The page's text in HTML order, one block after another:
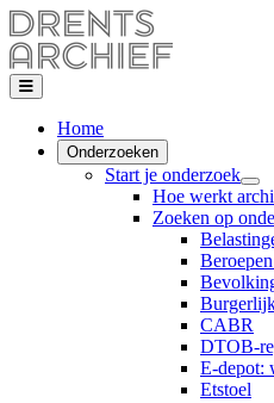
Home
Onderzoeken
Start je onderzoek
Hoe werkt
Zoeken op
CABR
DTOB-
E-depot:
Etstoel